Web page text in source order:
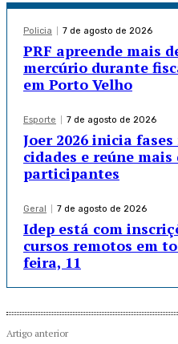
Policia 7 de agosto de 2026
PRF apreende mais
mercúrio durante
em Porto Velho
Esporte 7 de agosto de 2026
Joer 2026 inicia
cidades e reúne mais
participantes
Geral 7 de agosto de 2026
Idep está com
cursos remotos em
feira, 11
Artigo anterior